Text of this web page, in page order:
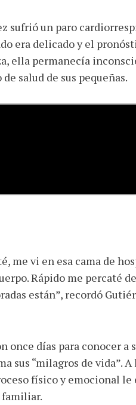
sufrió un paro
era delicado y el
ella permanecía
salud de sus pequeñas.
me vi en esa cama de
Rápido me percaté
están”, recordó
once días para conocer a
sus “milagros de vida”.
físico y emocional
familiar.